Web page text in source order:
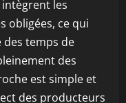
les
obligées, ce qui
temps de
des
est simple et
des producteurs